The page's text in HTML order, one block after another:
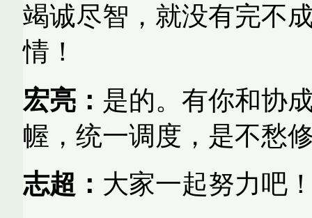
竭诚尽智，就没有完不
情！
宏亮： 是的。有你和协
幄，统一调度，是不愁
志超： 大家一起努力吧